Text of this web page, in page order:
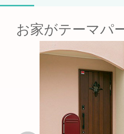
お家がテーマパ